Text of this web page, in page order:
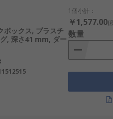
ックス, プラスチ
, 深さ41 mm, ダー
1個小計：
￥1,577.00(
数量